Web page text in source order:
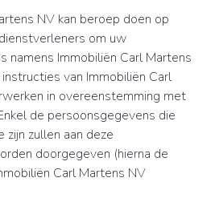
NV kan beroep doen op
om uw
namens Immobiliën Carl Martens
van Immobiliën Carl
in overeenstemming met
de persoonsgegevens die
zijn zullen aan deze
doorgegeven (hierna de
Carl Martens NV